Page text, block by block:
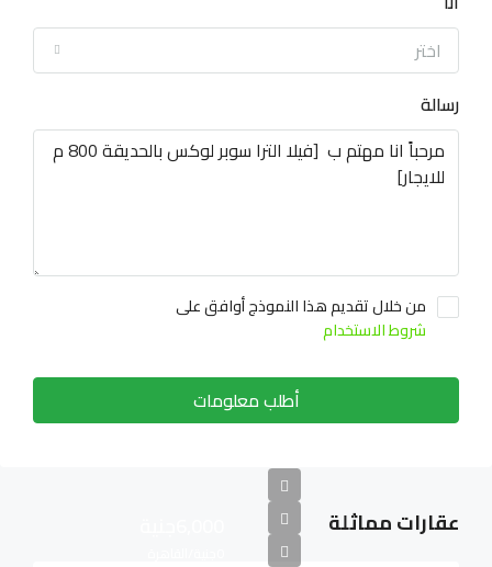
اختر
رسالة
من خلال تقديم هذا النموذج أوافق على
شروط الاستخدام
أطلب معلومات
عقارات مماثلة